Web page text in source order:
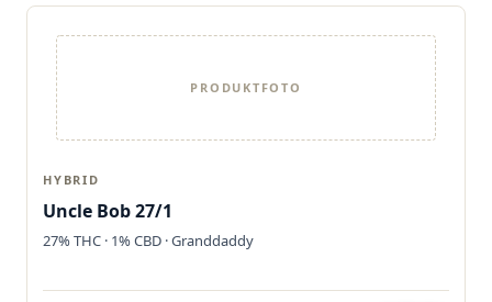
PRODUKTFOTO
HYBRID
Uncle Bob 27/1
27% THC · 1% CBD · Granddaddy